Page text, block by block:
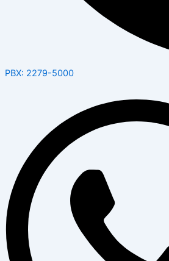
PBX: 2279-5000